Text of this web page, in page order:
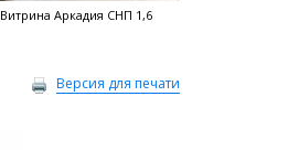
Витрина Аркадия СНП 1,6
Версия для печати